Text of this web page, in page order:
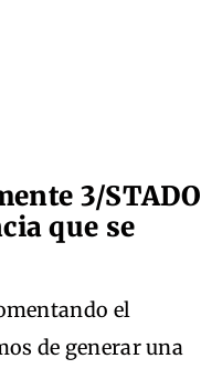
3/STADO
que se
el
de generar una